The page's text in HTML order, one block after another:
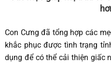
Con Cưng đã tổng hợp các
khắc phục được tình trạng
dụng để có thể cải thiện giấc